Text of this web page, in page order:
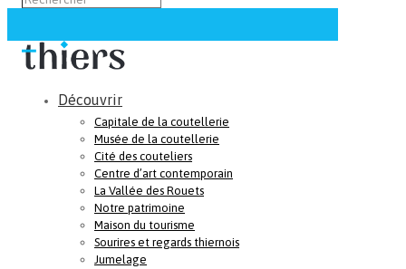
Découvrir
Capitale de la coutellerie
Musée de la coutellerie
Cité des couteliers
Centre d’art contemporain
La Vallée des Rouets
Notre patrimoine
Maison du tourisme
Sourires et regards thiernois
Jumelage